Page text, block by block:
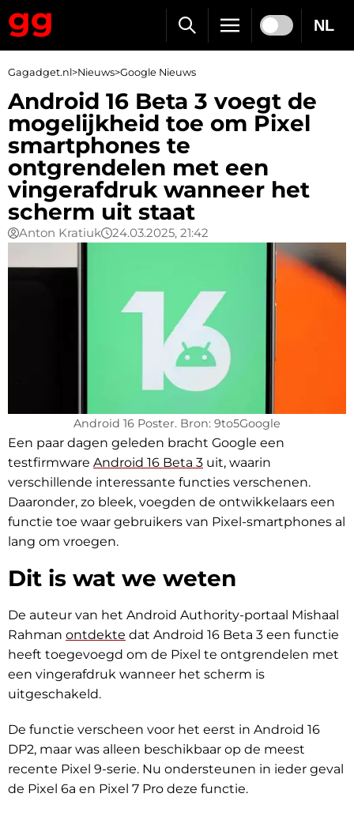
NL
Gagadget.nl>Nieuws>Google Nieuws
Android 16 Beta 3 voegt de
mogelijkheid toe om Pixel
smartphones te
ontgrendelen met een
vingerafdruk wanneer het
scherm uit staat
Anton Kratiuk 24.03.2025, 21:42
Android 16 Poster. Bron: 9to5Google
Een paar dagen geleden bracht Google een
testfirmware Android 16 Beta 3 uit, waarin
verschillende interessante functies verschenen.
Daaronder, zo bleek, voegden de ontwikkelaars een
functie toe waar gebruikers van Pixel-smartphones al
lang om vroegen.
Dit is wat we weten
De auteur van het Android Authority-portaal Mishaal
Rahman ontdekte dat Android 16 Beta 3 een functie
heeft toegevoegd om de Pixel te ontgrendelen met
een vingerafdruk wanneer het scherm is
uitgeschakeld.
De functie verscheen voor het eerst in Android 16
DP2, maar was alleen beschikbaar op de meest
recente Pixel 9-serie. Nu ondersteunen in ieder geval
de Pixel 6a en Pixel 7 Pro deze functie.